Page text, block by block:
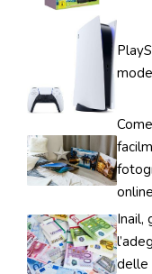
Inail,
delle